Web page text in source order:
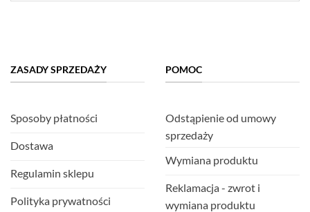
ZASADY SPRZEDAŻY
Sposoby płatności
Dostawa
Regulamin sklepu
Polityka prywatności
POMOC
Odstąpienie od umowy
sprzedaży
Wymiana produktu
Reklamacja - zwrot i
wymiana produktu